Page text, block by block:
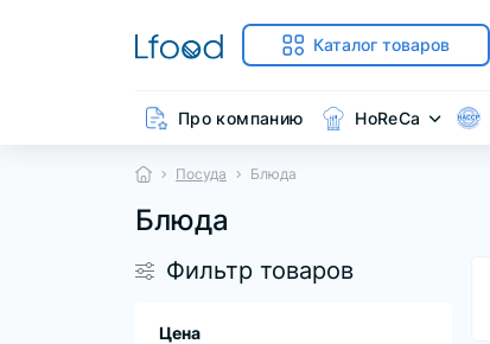
Каталог товаров
Про компанию HoReCa
Посуда Блюда
Блюда
Фильтр товаров
Цена